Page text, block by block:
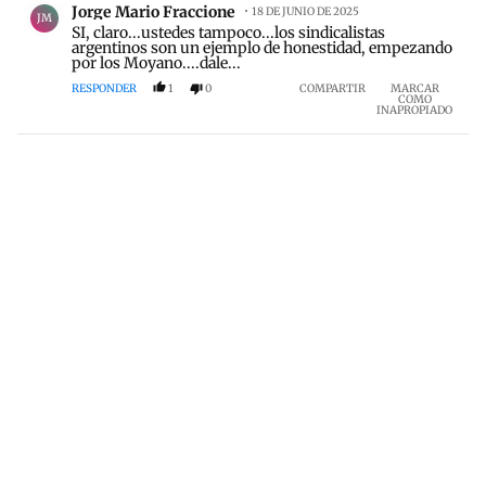
JM Jorge Mario Fraccione 18 DE JUNIO DE 2025
SI, claro...ustedes tampoco...los sindicalistas
argentinos son un ejemplo de honestidad, empezando
por los Moyano....dale...
RESPONDER 1 0 COMPARTIR MARCAR
COMO
INAPROPIADO